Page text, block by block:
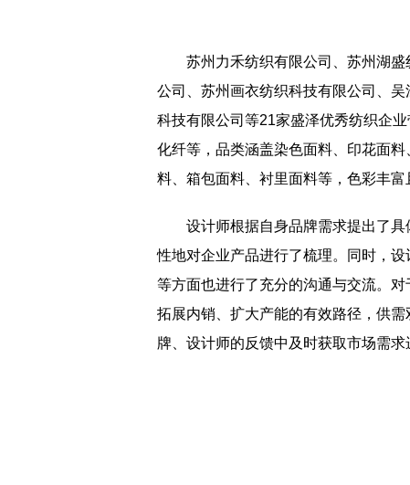
苏州力禾纺织有限公司、苏州湖盛
公司、苏州画衣纺织科技有限公司、
科技有限公司等21家盛泽优秀纺织企
化纤等，品类涵盖染色面料、印花面
料、箱包面料、衬里面料等，色彩丰富
设计师根据自身品牌需求提出了具
性地对企业产品进行了梳理。同时，
等方面也进行了充分的沟通与交流。
拓展内销、扩大产能的有效路径，供
牌、设计师的反馈中及时获取市场需求